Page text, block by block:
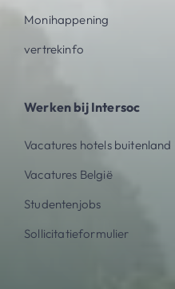
Monihappening
vertrekinfo
Werken bij Intersoc
Vacatures hotels buitenland
Vacatures België
Studentenjobs
Sollicitatieformulier